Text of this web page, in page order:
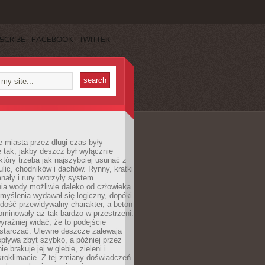
FACEBOOK TWITTER
miasta przez długi czas były
tak, jakby deszcz był wyłącznie
trzeba jak najszybciej usunąć z
chodników i dachów. Rynny, kratki
i rury tworzyły system
wody możliwie daleko od człowieka.
wydawał się logiczny, dopóki
przewidywalny charakter, a beton
aż tak bardzo w przestrzeni.
widać, że to podejście
Ulewne deszcze zalewają
zbyt szybko, a później przez
brakuje jej w glebie, zieleni i
Z tej zmiany doświadczeń